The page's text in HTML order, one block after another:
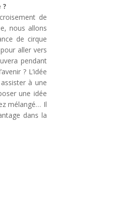
?
de
nous allons
de cirque
aller vers
pendant
? L’idée
à une
une idée
mélangé… Il
dans la